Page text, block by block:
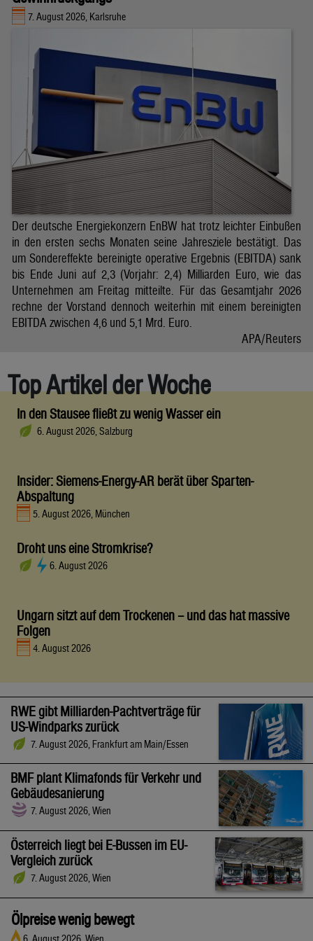
7. August 2026, Karlsruhe
Der deutsche Energiekonzern EnBW hat trotz leichter Einbußen
in den ersten sechs Monaten seine Jahresziele bestätigt. Das
um Sondereffekte bereinigte operative Ergebnis (EBITDA) sank
bis Ende Juni auf 2,3 (Vorjahr: 2,4) Milliarden Euro, wie das
Unternehmen am Freitag mitteilte. Für das Gesamtjahr 2026
rechne der Vorstand dennoch weiterhin mit einem bereinigten
EBITDA zwischen 4,6 und 5,1 Mrd. Euro.
APA/Reuters
Top Artikel der Woche
In den Stausee fließt zu wenig Wasser ein
6. August 2026, Salzburg
Insider: Siemens-Energy-AR berät über Sparten-
Abspaltung
5. August 2026, München
Droht uns eine Stromkrise?
6. August 2026
Ungarn sitzt auf dem Trockenen – und das hat massive
Folgen
4. August 2026
RWE gibt Milliarden-Pachtverträge für
US-Windparks zurück
7. August 2026, Frankfurt am Main/Essen
BMF plant Klimafonds für Verkehr und
Gebäudesanierung
7. August 2026, Wien
Österreich liegt bei E-Bussen im EU-
Vergleich zurück
7. August 2026, Wien
Ölpreise wenig bewegt